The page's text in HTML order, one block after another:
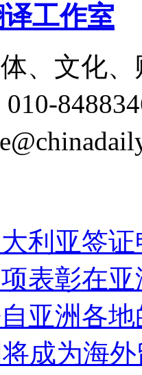
工作室
、文化
利亚签
表彰在
亚洲各
成为海